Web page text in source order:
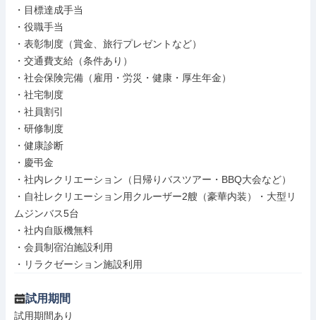
・目標達成手当
・役職手当
・表彰制度（賞金、旅行プレゼントなど）
・交通費支給（条件あり）
・社会保険完備（雇用・労災・健康・厚生年金）
・社宅制度
・社員割引
・研修制度
・健康診断
・慶弔金
・社内レクリエーション（日帰りバスツアー・BBQ大会など）
・自社レクリエーション用クルーザー2艘（豪華内装）・大型リ
ムジンバス5台
・社内自販機無料
・会員制宿泊施設利用
・リラクゼーション施設利用
試用期間
試用期間あり